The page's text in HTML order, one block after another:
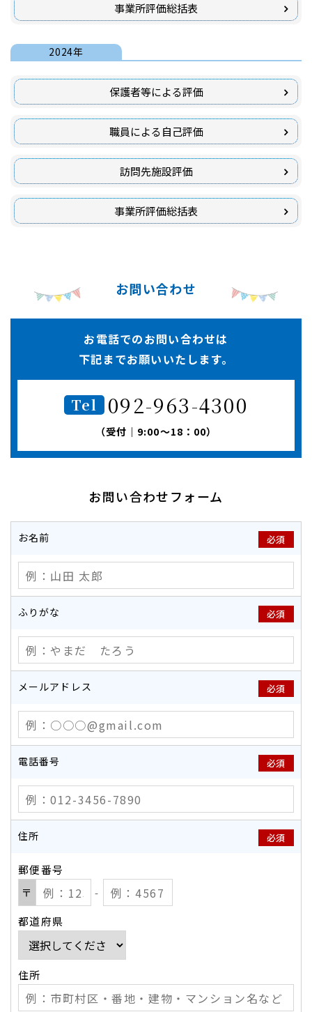
事業所評価総括表
2024年
保護者等による評価
職員による自己評価
訪問先施設評価
事業所評価総括表
お問い合わせ
お電話でのお問い合わせは
下記までお願いいたします。
Tel 092-963-4300
（受付｜9:00〜18：00）
お問い合わせフォーム
お名前 必須
ふりがな 必須
メールアドレス 必須
電話番号 必須
住所 必須
郵便番号
〒
‐
都道府県
住所